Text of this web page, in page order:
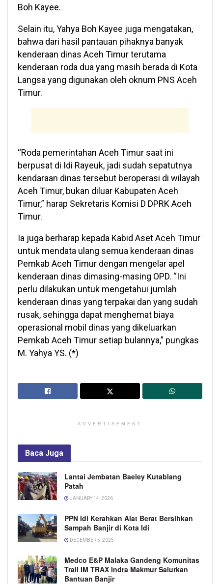
Boh Kayee.
Selain itu, Yahya Boh Kayee juga mengatakan,
bahwa dari hasil pantauan pihaknya banyak
kenderaan dinas Aceh Timur terutama
kenderaan roda dua yang masih berada di Kota
Langsa yang digunakan oleh oknum PNS Aceh
Timur.
“Roda pemerintahan Aceh Timur saat ini
berpusat di Idi Rayeuk, jadi sudah sepatutnya
kendaraan dinas tersebut beroperasi di wilayah
Aceh Timur, bukan diluar Kabupaten Aceh
Timur,” harap Sekretaris Komisi D DPRK Aceh
Timur.
Ia juga berharap kepada Kabid Aset Aceh Timur
untuk mendata ulang semua kenderaan dinas
Pemkab Aceh Timur dengan mengelar apel
kenderaan dinas dimasing-masing OPD. “Ini
perlu dilakukan untuk mengetahui jumlah
kenderaan dinas yang terpakai dan yang sudah
rusak, sehingga dapat menghemat biaya
operasional mobil dinas yang dikeluarkan
Pemkab Aceh Timur setiap bulannya,” pungkas
M. Yahya YS. (*)
ADVERTISEMENT
Baca Juga
Lantai Jembatan Baeley Kutablang
Patah
JANUARY 14, 2026
PPN Idi Kerahkan Alat Berat Bersihkan
Sampah Banjir di Kota Idi
DECEMBER 5, 2025
Medco E&P Malaka Gandeng Komunitas
Trail IM TRAX Indra Makmur Salurkan
Bantuan Banjir